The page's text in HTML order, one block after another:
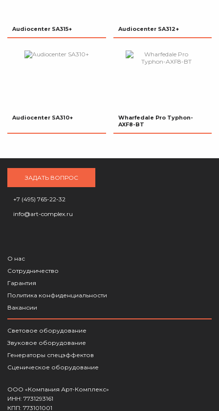
Audiocenter SA315+ Audiocenter SA312+
Audiocenter SA310+
Wharfedale Pro Typhon-
AXF8-BT
ЗАДАТЬ ВОПРОС
+7 (495) 765-22-32
info@art-complex.ru
О нас
Сотрудничество
Гарантия
Политика конфиденциальности
Вакансии
Световое оборудование
Звуковое оборудование
Генераторы спецэффектов
Сценическое оборудование
ООО «Компания Арт-Комплекс»
ИНН: 7731293161
КПП: 773101001